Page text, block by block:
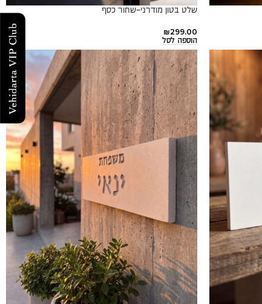
שלט בטון מודרני-שחור כסף
₪299.00
הוספה לסל